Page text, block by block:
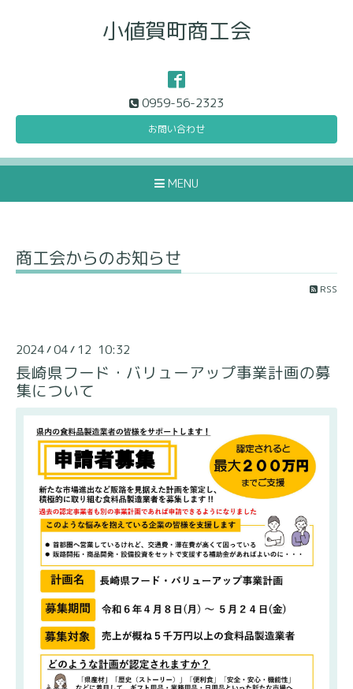
小値賀町商工会
0959-56-2323
お問い合わせ
MENU
商工会からのお知らせ
RSS
2024/04/ 12 10:32
長崎県フード・バリューアップ事業計画の募
集について